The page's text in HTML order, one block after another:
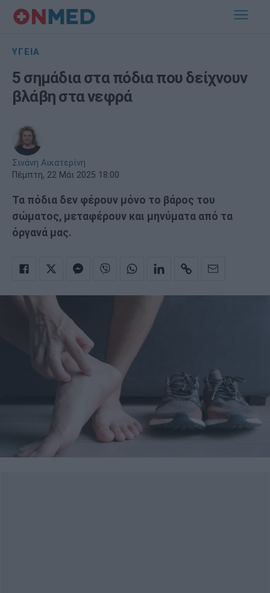
ΥΓΕΙΑ
5 σημάδια στα πόδια που δείχνουν
βλάβη στα νεφρά
Σινάνη Αικατερίνη
Πέμπτη, 22 Μάι 2025 18:00
Τα πόδια δεν φέρουν μόνο το βάρος του
σώματος, μεταφέρουν και μηνύματα από τα
όργανά μας.